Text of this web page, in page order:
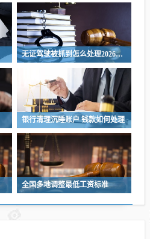
无证驾驶被抓到怎么处理2026，无证驾驶处理指南，如何应对2026年无证驾驶被抓情况
银行清理沉睡账户 钱款如何处理
全国多地调整最低工资标准